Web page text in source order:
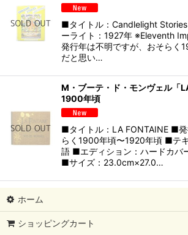
■タイトル：Candlelight
ーライト：1927年 ※Eleventh
発行年は不明ですが、おそらく
だと思い…
M・ブーテ・ド・モンヴェル「
1900年頃
■タイトル：LA FONTAINE ■
らく1900年頃〜1920年頃 ■テ
語 ■エディション：ハードカバ
■サイズ：23.0cm×27.0…
ホーム
ショッピングカート